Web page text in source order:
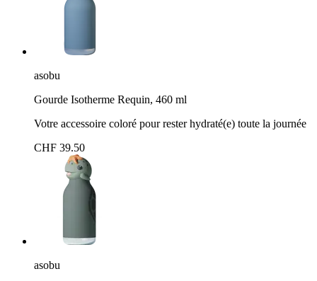
asobu
Gourde Isotherme Requin, 460 ml
Votre accessoire coloré pour rester hydraté(e) toute la journée
CHF 39.50
asobu